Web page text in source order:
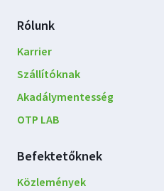
Rólunk
Karrier
Szállítóknak
Akadálymentesség
OTP LAB
Befektetőknek
Közlemények